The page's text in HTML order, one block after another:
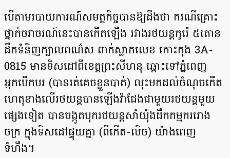
បើតាមរបាយការណ៍សមត្ថកិច្ចបានឱ្យដឹងថា ករណីគ្រោះ
ថ្នាក់ចរាចរណ៍នេះបានកេីតឡេីង រវាងរថយន្តកូរ៉េ ៥តោន
ដឹកទំនិញក្បាលពណ៌ស ពាក់ស្លាកលេខ កោះកុង 3A-
0815 មានទិសដៅពីខេត្តព្រះសីហនុ ឆ្ពោះទៅភ្នំពេញ
អ្នកបេីកបរ (បានរត់គេចខ្លួនបាត់) លុះមកដល់ចំណុចកេីត
ហេតុខាងលេីរថយន្តបានឡេីងវ៉ាជែងជាមួយរថយន្តមួយ
ផ្សេងទៀត បានចង្កូតបុករថយន្តសាំយ៉ុងដឹកកម្មកររោង
ចក្រ ក្នុងទិសដៅផ្ទុយគ្នា (ពីកេីត-លិច) យ៉ាងពេញ
ទំហឹង។